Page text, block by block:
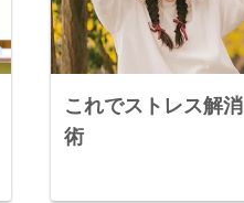
これでストレス解
術